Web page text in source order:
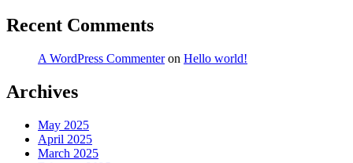
Recent Comments
A WordPress Commenteron Hello world!
Archives
May 2025
April 2025
March 2025